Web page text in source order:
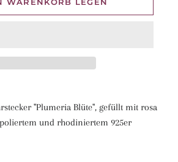
WARENKORB LEGEN
"Plumeria Blüte", gefüllt mit rosa
und rhodiniertem 925er